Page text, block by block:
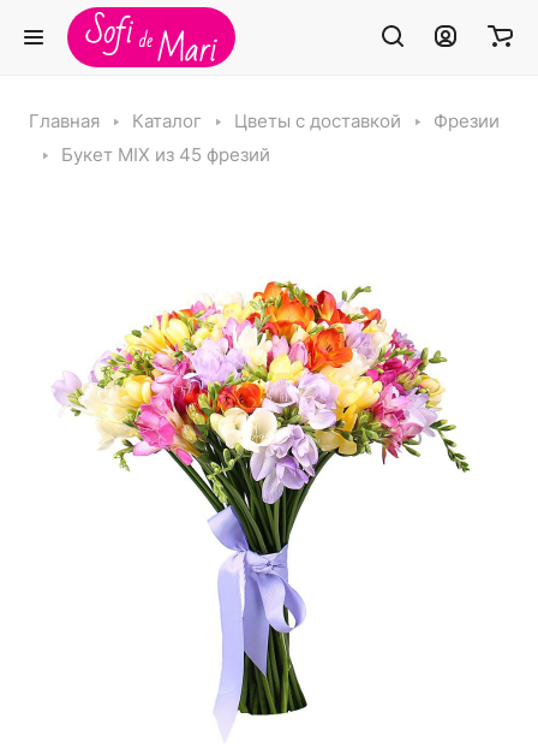
Главная Каталог Цветы с доставкой
Фрезии
Букет MIX из 45 фрезий